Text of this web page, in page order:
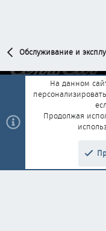
Обслуживание и
Обратная связь
Политика
add-ons by ThemeHouse
На данном
Продолжая